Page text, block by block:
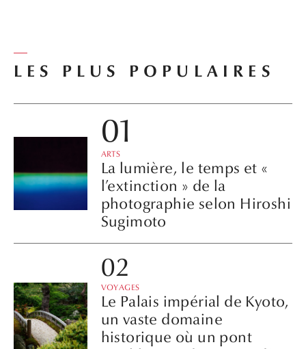
LES PLUS POPULAIRES
ARTS
La lumière, le temps et «
l’extinction » de la
photographie selon Hiroshi
Sugimoto
VOYAGES
Le Palais impérial de Kyoto,
un vaste domaine
historique où un pont